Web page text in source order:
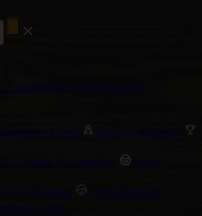
Aanbiedingen Groothandel
zaden
Nieuwe uitgaven
Gehalte Wietzaadjes
Hoge
F1 Hybrids
Ontspannende
Zaden